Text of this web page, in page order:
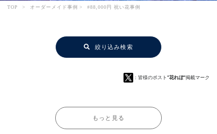
TOP > オーダーメイド事例 > #88,000円 祝い花事例
絞り込み検索
：皆様のポスト“花れぽ”掲載マーク
もっと見る